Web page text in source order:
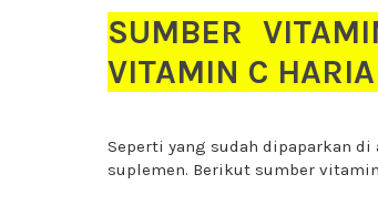
SUMBER
VITAMIN C
Seperti yang sudah dipaparkan
suplemen. Berikut sumber